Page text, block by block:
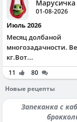
Марусичка
01-08-2026
Июль 2026
Месяц долбаной
многозадачности.
кг.Вот...
11
80
Новые рецепты
Запеканка с кабачком и